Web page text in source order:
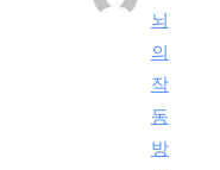
뇌
의
작
동
방